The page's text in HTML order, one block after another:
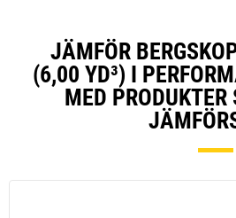
JÄMFÖR
(6,00 YD³) I
MED PRODUKTER